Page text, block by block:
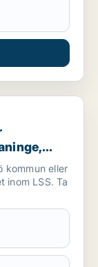
för uthyrning i
kommun eller
inom LSS. Ta